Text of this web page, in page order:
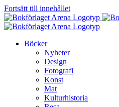
Fortsätt till innehållet
Böcker
Nyheter
Design
Fotografi
Konst
Mat
Kulturhistoria